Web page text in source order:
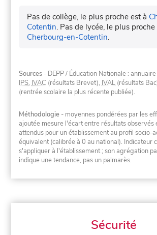
Pas de collège, le plus proche est à
Cotentin. Pas de lycée, le plus proche
Cherbourg-en-Cotentin.
Sources - DEPP / Éducation Nationale :
IPS, IVAC (résultats Brevet), IVAL (résultats
(rentrée scolaire la plus récente publiée).
Méthodologie - moyennes pondérées par les
ajoutée mesure l'écart entre résultats observés
attendus pour un établissement au profil socio-
équivalent (calibrée à 0 au national). Indicateur
s'appliquer à l'établissement ; son agrégation
indique une tendance, pas un palmarès.
Sécurité